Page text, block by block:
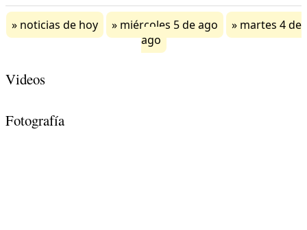
noticias de hoy miércoles 5 de ago
martes 4 de
ago
Videos
Fotografía